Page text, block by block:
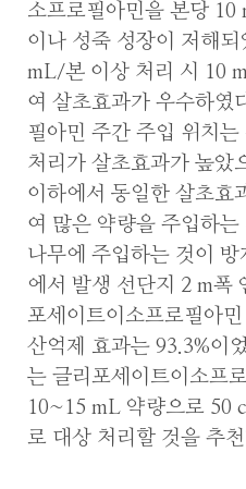
소프로필아민을 본당
이나 성죽 성장이 저해
mL/본 이상 처리 시 10
여 살초효과가 우수하였
필아민 주간 주입 위치
처리가 살초효과가 높았
이하에서 동일한 살초효
여 많은 약량을 주입하
나무에 주입하는 것이
에서 발생 선단지 2 m폭
포세이트이소프로필아
산억제 효과는 93.3%이
는 글리포세이트이소프
10~15 mL 약량으로 50
로 대상 처리할 것을 추